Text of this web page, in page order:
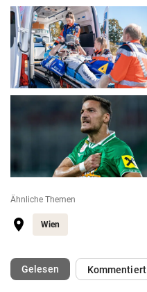
Ähnliche Themen
Wien
Gelesen(ausgewählt)Kommentiert